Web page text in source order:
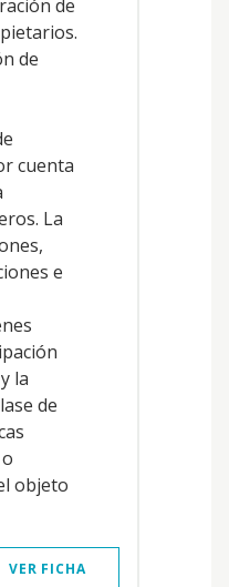
de
de
cuenta
La
e
la
de
objeto
VER FICHA